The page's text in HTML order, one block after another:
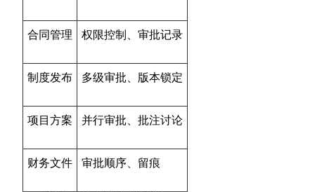
合同管理 权限控制、审批记录
制度发布 多级审批、版本锁定
项目方案 并行审批、批注讨论
财务文件 审批顺序、留痕